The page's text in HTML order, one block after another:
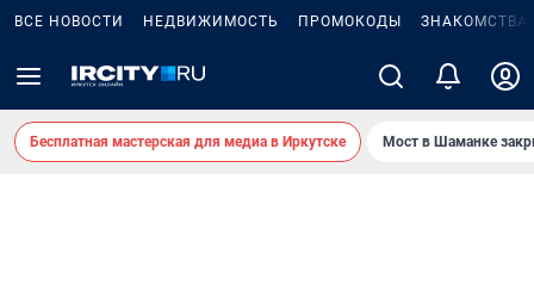
ВСЕ НОВОСТИ НЕДВИЖИМОСТЬ ПРОМОКОДЫ ЗНАКОМСТВА
Бесплатная мастерская для медиа в Иркутске Мост в Шаманке